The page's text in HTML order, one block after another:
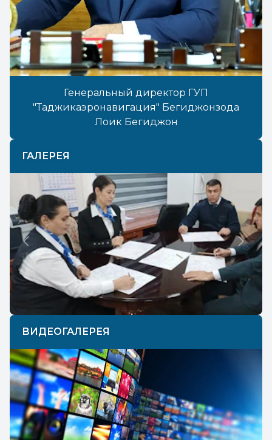
Генеральный директор ГУП
"Таджикаэронавигация" Бегиджонзода
Лоик Бегиджон
ГАЛЕРЕЯ
Previous Next
ВИДЕОГАЛЕРЕЯ